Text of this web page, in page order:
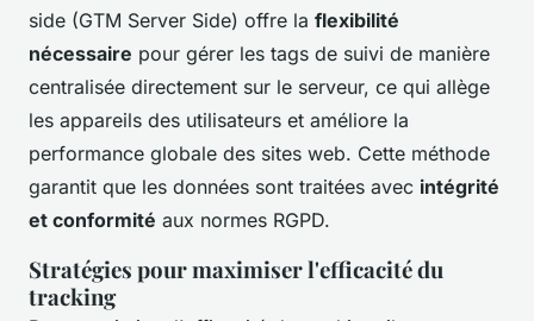
side (GTM Server Side) offre la flexibilité
nécessaire pour gérer les tags de suivi de manière
centralisée directement sur le serveur, ce qui allège
les appareils des utilisateurs et améliore la
performance globale des sites web. Cette méthode
garantit que les données sont traitées avec intégrité
et conformité aux normes RGPD.
Stratégies pour maximiser l'efficacité du
tracking